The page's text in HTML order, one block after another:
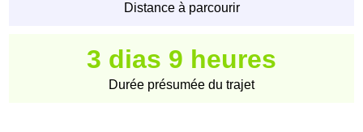
Distance à parcourir
3 dias 9 heures
Durée présumée du trajet